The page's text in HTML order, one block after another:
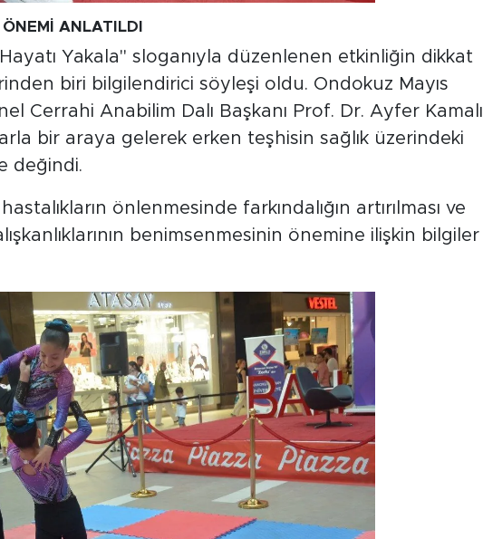
ANLATILDI
Yakala" sloganıyla düzenlenen etkinliğin dikkat
biri bilgilendirici söyleşi oldu. Ondokuz Mayıs
Cerrahi Anabilim Dalı Başkanı Prof. Dr. Ayfer Kamalı
bir araya gelerek erken teşhisin sağlık üzerindeki
değindi.
önlenmesinde farkındalığın artırılması ve
benimsenmesinin önemine ilişkin bilgiler